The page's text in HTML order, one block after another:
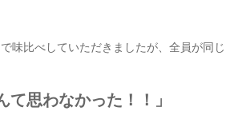
味比べしていただきましたが、全員が同じ
て思わなかった！！」